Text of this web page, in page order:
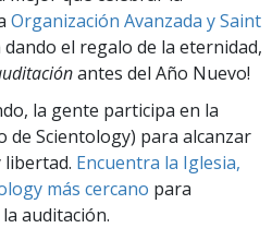
Organización Avanzada y Saint
dando el regalo de la eternidad,
antes del Año Nuevo!
la gente participa en la
de Scientology) para alcanzar
Encuentra la Iglesia,
más cercano para
auditación.